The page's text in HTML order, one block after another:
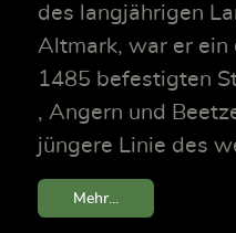
des langjährigen
Altmark, war er ein
1485 befestigten
, Angern und
jüngere Linie des
Mehr...